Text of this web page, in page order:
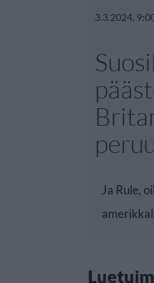
3.3.2024,
Ja Rule,